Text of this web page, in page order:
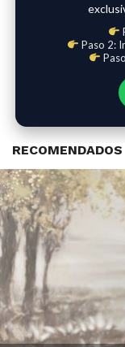
Paso 2:
RECOMENDADOS